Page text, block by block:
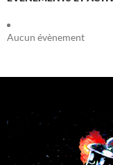
Aucun évènement